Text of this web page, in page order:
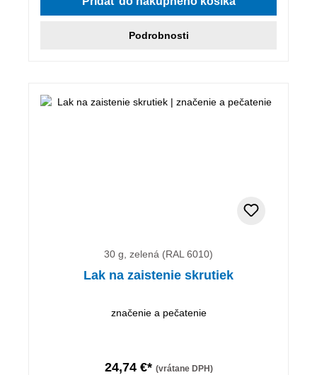
Podrobnosti
30 g, zelená (RAL 6010)
Lak na zaistenie skrutiek
značenie a pečatenie
24,74 €* (vrátane DPH)